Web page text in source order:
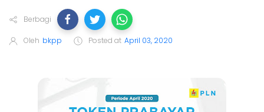
Berbagi
Oleh bkpp Posted at April 03, 2020